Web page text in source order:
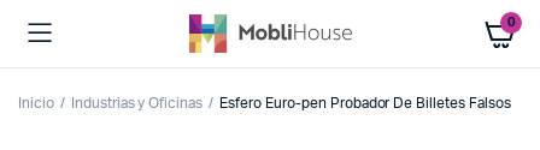
0
Inicio Industrias y Oficinas Esfero Euro-pen Probador De Billetes Falsos